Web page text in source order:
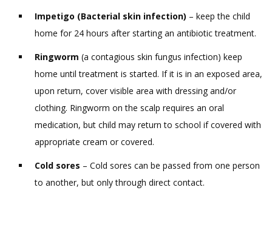
Impetigo (Bacterial skin infection) – keep the child
home for 24 hours after starting an antibiotic treatment.
Ringworm (a contagious skin fungus infection) keep
home until treatment is started. If it is in an exposed area,
upon return, cover visible area with dressing and/or
clothing. Ringworm on the scalp requires an oral
medication, but child may return to school if covered with
appropriate cream or covered.
Cold sores – Cold sores can be passed from one person
to another, but only through direct contact.